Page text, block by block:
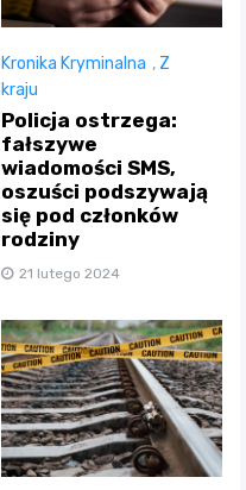
Kronika Kryminalna , Z
kraju
Policja ostrzega:
fałszywe
wiadomości SMS,
oszuści podszywają
się pod członków
rodziny
21 lutego 2024